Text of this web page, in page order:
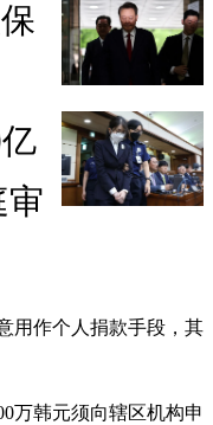
审
用作个人捐款手段，其
万韩元须向辖区机构申